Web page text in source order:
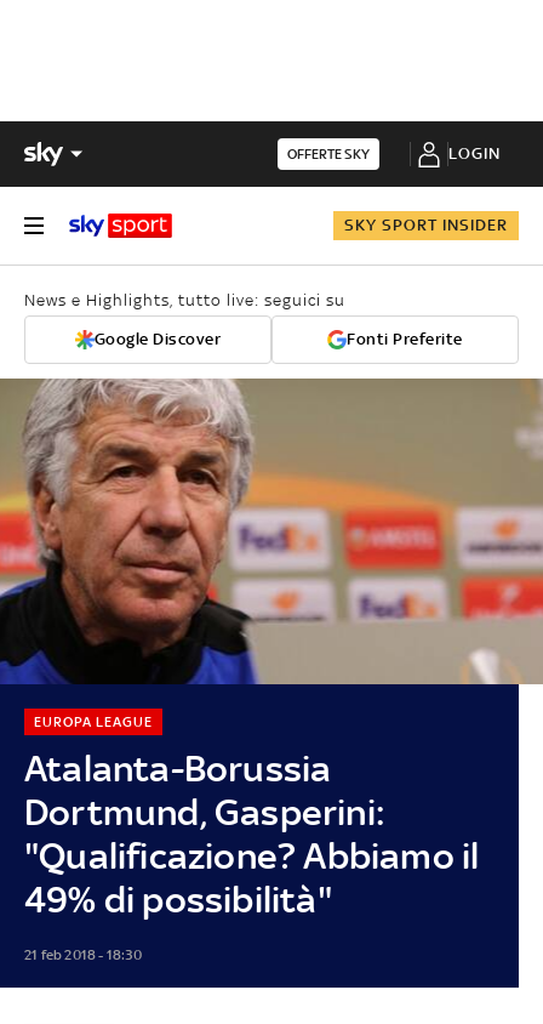
OFFERTE SKY LOGIN
SKY SPORT INSIDER
News e Highlights, tutto live: seguici su
Google Discover Fonti Preferite
Atalanta-Borussia
Dortmund, Gasperini:
"Qualificazione? Abbiamo il
49% di possibilità"
EUROPA LEAGUE
21 feb 2018 - 18:30